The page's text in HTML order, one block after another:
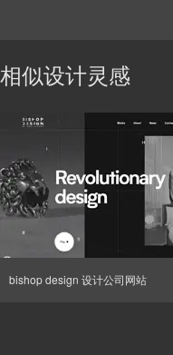
相似设计灵感
bishop design 设计公司网站